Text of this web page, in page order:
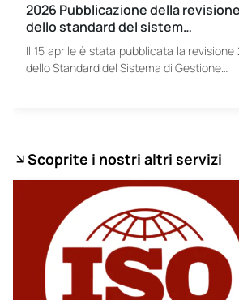
2026 Pubblicazione della revisione
dello standard del sistem…
Il 15 aprile è stata pubblicata la revisione
dello Standard del Sistema di Gestione…
Scoprite i nostri altri servizi